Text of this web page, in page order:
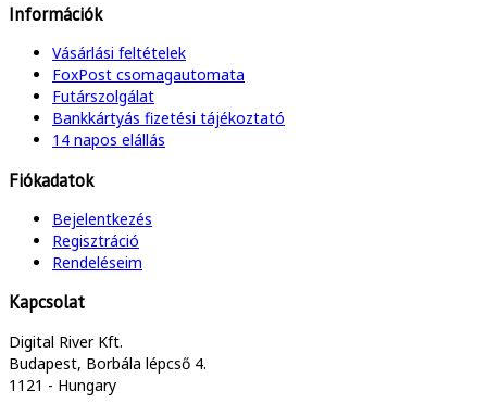
Információk
Vásárlási feltételek
FoxPost csomagautomata
Futárszolgálat
Bankkártyás fizetési tájékoztató
14 napos elállás
Fiókadatok
Bejelentkezés
Regisztráció
Rendeléseim
Kapcsolat
Digital River Kft.
Budapest, Borbála lépcső 4.
1121 - Hungary